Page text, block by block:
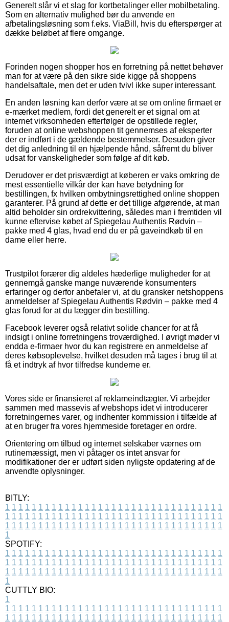
Generelt slår vi et slag for kortbetalinger eller mobilbetaling.
Som en alternativ mulighed bør du anvende en
afbetalingsløsning som f.eks. ViaBill, hvis du efterspørger at
dække beløbet af flere omgange.
Forinden nogen shopper hos en forretning på nettet behøver
man for at være på den sikre side kigge på shoppens
handelsaftale, men det er uden tvivl ikke super interessant.
En anden løsning kan derfor være at se om online firmaet er
e-mærket medlem, fordi det generelt er et signal om at
internet virksomheden efterfølger de opstillede regler,
foruden at online webshoppen tit gennemses af eksperter
der er indført i de gældende bestemmelser. Desuden giver
det dig anledning til en hjælpende hånd, såfremt du bliver
udsat for vanskeligheder som følge af dit køb.
Derudover er det prisværdigt at køberen er vaks omkring de
mest essentielle vilkår der kan have betydning for
bestillingen, fx hvilken ombytningsrettighed online shoppen
garanterer. På grund af dette er det tillige afgørende, at man
altid beholder sin ordrekvittering, således man i fremtiden vil
kunne eftervise købet af Spiegelau Authentis Rødvin –
pakke med 4 glas, hvad end du er på gaveindkøb til en
dame eller herre.
Trustpilot forærer dig aldeles hæderlige muligheder for at
gennemgå ganske mange nuværende konsumenters
erfaringer og derfor anbefaler vi, at du gransker netshoppens
anmeldelser af Spiegelau Authentis Rødvin – pakke med 4
glas forud for at du lægger din bestilling.
Facebook leverer også relativt solide chancer for at få
indsigt i online forretningens troværdighed. I øvrigt møder vi
endda e-firmaer hvor du kan registrere en anmeldelse af
deres købsoplevelse, hvilket desuden må tages i brug til at
få et indtryk af hvor tilfredse kunderne er.
Vores side er finansieret af reklameindtægter. Vi arbejder
sammen med massevis af webshops idet vi introducerer
forretningernes varer, og indhenter kommission i tilfælde af
at en bruger fra vores hjemmeside foretager en ordre.
Orientering om tilbud og internet selskaber værnes om
rutinemæssigt, men vi påtager os intet ansvar for
modifikationer der er udført siden nyligste opdatering af de
anvendte oplysninger.
BITLY:
1 1 1 1 1 1 1 1 1 1 1 1 1 1 1 1 1 1 1 1 1 1 1 1 1 1 1 1 1 1 1 1 1
1 1 1 1 1 1 1 1 1 1 1 1 1 1 1 1 1 1 1 1 1 1 1 1 1 1 1 1 1 1 1 1 1
1 1 1 1 1 1 1 1 1 1 1 1 1 1 1 1 1 1 1 1 1 1 1 1 1 1 1 1 1 1 1 1 1
1
SPOTIFY:
1 1 1 1 1 1 1 1 1 1 1 1 1 1 1 1 1 1 1 1 1 1 1 1 1 1 1 1 1 1 1 1 1
1 1 1 1 1 1 1 1 1 1 1 1 1 1 1 1 1 1 1 1 1 1 1 1 1 1 1 1 1 1 1 1 1
1 1 1 1 1 1 1 1 1 1 1 1 1 1 1 1 1 1 1 1 1 1 1 1 1 1 1 1 1 1 1 1 1
1
CUTTLY BIO:
1
1 1 1 1 1 1 1 1 1 1 1 1 1 1 1 1 1 1 1 1 1 1 1 1 1 1 1 1 1 1 1 1 1
1 1 1 1 1 1 1 1 1 1 1 1 1 1 1 1 1 1 1 1 1 1 1 1 1 1 1 1 1 1 1 1 1